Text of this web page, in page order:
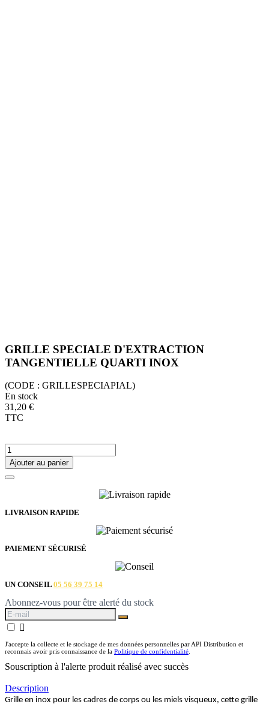
GRILLE SPECIALE D'EXTRACTION
TANGENTIELLE QUARTI INOX
(CODE : GRILLESPECIAPIAL)
En stock
31,20 €
TTC
Ajouter au panier
LIVRAISON RAPIDE
PAIEMENT SÉCURISÉ
UN CONSEIL 05 56 39 75 14
Abonnez-vous pour être alerté du stock

J'accepte la collecte et le stockage de mes données personnelles par API Distribution et
reconnais avoir pris connaissance de la Politique de confidentialité.
Souscription à l'alerte produit réalisé avec succès
Description
Grille en inox pour les cadres de corps ou les miels visqueux, cette grille